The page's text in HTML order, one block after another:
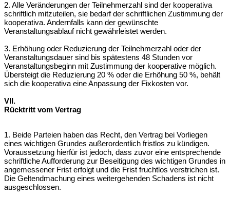
2. Alle Veränderungen der Teilnehmerzahl sind der kooperativa
schriftlich mitzuteilen, sie bedarf der schriftlichen Zustimmung der
kooperativa. Andernfalls kann der gewünschte
Veranstaltungsablauf nicht gewährleistet werden.
3. Erhöhung oder Reduzierung der Teilnehmerzahl oder der
Veranstaltungsdauer sind bis spätestens 48 Stunden vor
Veranstaltungsbeginn mit Zustimmung der kooperative möglich.
Übersteigt die Reduzierung 20 % oder die Erhöhung 50 %, behält
sich die kooperativa eine Anpassung der Fixkosten vor.
VII.
Rücktritt vom Vertrag
1. Beide Parteien haben das Recht, den Vertrag bei Vorliegen
eines wichtigen Grundes außerordentlich fristlos zu kündigen.
Voraussetzung hierfür ist jedoch, dass zuvor eine entsprechende
schriftliche Aufforderung zur Beseitigung des wichtigen Grundes in
angemessener Frist erfolgt und die Frist fruchtlos verstrichen ist.
Die Geltendmachung eines weitergehenden Schadens ist nicht
ausgeschlossen.